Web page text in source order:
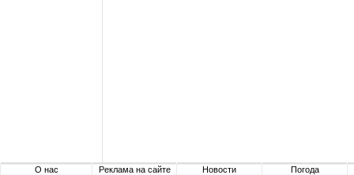
О нас Реклама на сайте Новости Погода